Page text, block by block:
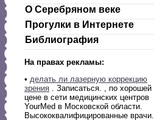
О Серебряном веке
Прогулки в Интернете
Библиография
На правах рекламы:
• делать ли лазерную коррекцию
зрения . Записаться. , по хорошей
цене в сети медицинских центров
YourMed в Московской области.
Высококвалифицированные врачи.